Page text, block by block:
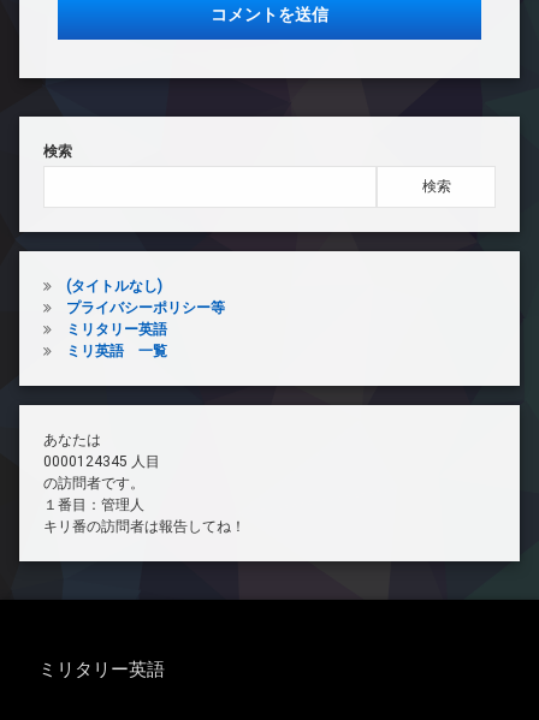
検索
検索
(タイトルなし)
プライバシーポリシー等
ミリタリー英語
ミリ英語 一覧
あなたは
0000124345 人目
の訪問者です。
１番目：管理人
キリ番の訪問者は報告してね！
ミリタリー英語